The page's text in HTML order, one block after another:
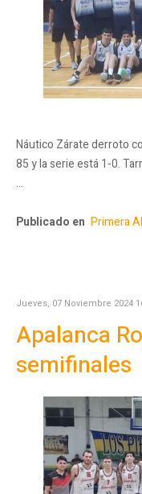
Náutico Zárate derroto
85 y la serie está 1-0.
…
Publicado en Primera
Jueves, 07 Noviembre 2024
Apalanca
semifinales